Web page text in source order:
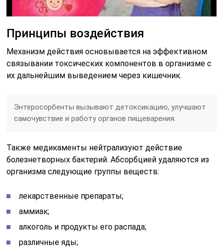
Принципы воздействия
Механизм действия основывается на эффективном
связывании токсических компонентов в организме с
их дальнейшим выведением через кишечник.
Энтеросорбенты вызывают детоксикацию, улучшают
самочувствие и работу органов пищеварения.
Также медикаменты нейтрализуют действие
болезнетворных бактерий. Абсорбцией удаляются из
организма следующие группы веществ:
лекарственные препараты;
аммиак;
алкоголь и продукты его распада;
различные яды;